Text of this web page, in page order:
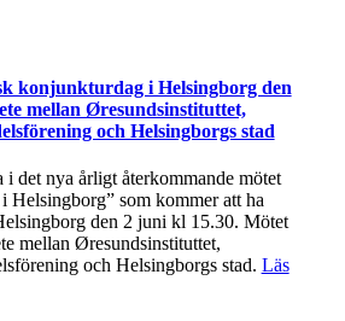
konjunkturdag i Helsingborg den
mellan Øresundsinstituttet,
och Helsingborgs stad
det nya årligt återkommande mötet
Helsingborg” som kommer att ha
den 2 juni kl 15.30. Mötet
mellan Øresundsinstituttet,
och Helsingborgs stad. Läs